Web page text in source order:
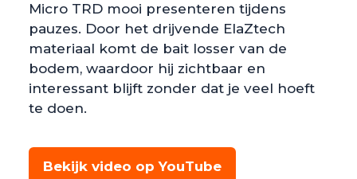
Micro TRD mooi presenteren tijdens
pauzes. Door het drijvende ElaZtech
materiaal komt de bait losser van de
bodem, waardoor hij zichtbaar en
interessant blijft zonder dat je veel hoeft
te doen.
Bekijk video op YouTube